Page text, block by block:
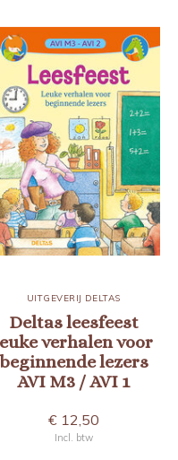
UITGEVERIJ DELTAS
Deltas leesfeest
verhalen voor
beginnende lezers
AVI M3 / AVI 1
€ 12,50
Incl. btw